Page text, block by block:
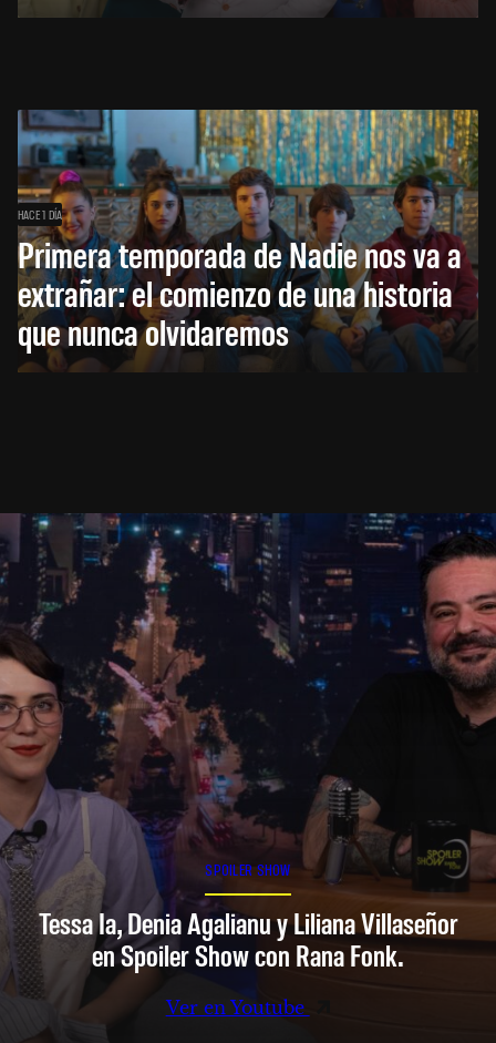
HACE 1 DÍA
Primera temporada de Nadie nos va a
extrañar: el comienzo de una historia
que nunca olvidaremos
SPOILER SHOW
Tessa Ia, Denia Agalianu y Liliana Villaseñor
en Spoiler Show con Rana Fonk.
Ver en Youtube